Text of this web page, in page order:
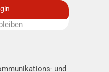
und